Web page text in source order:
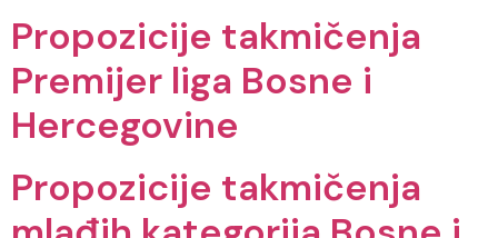
Propozicije takmičenja
Premijer liga Bosne i
Hercegovine
Propozicije takmičenja